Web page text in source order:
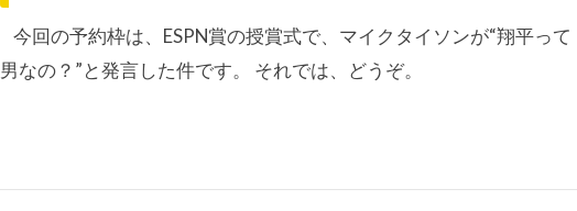
今回の予約枠は、ESPN賞の授賞式で、マイクタイソンが“翔平って
男なの？”と発言した件です。 それでは、どうぞ。